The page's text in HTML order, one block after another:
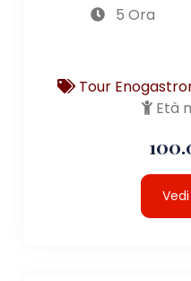
5 Ora
Tour
Età